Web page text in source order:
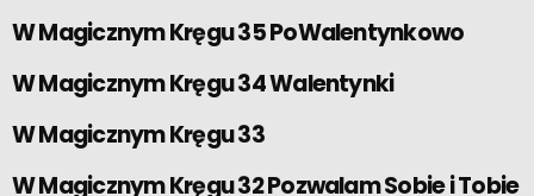
W Magicznym Kręgu 35 PoWalentynkowo
W Magicznym Kręgu 34 Walentynki
W Magicznym Kręgu 33
W Magicznym Kręgu 32 Pozwalam Sobie i Tobie